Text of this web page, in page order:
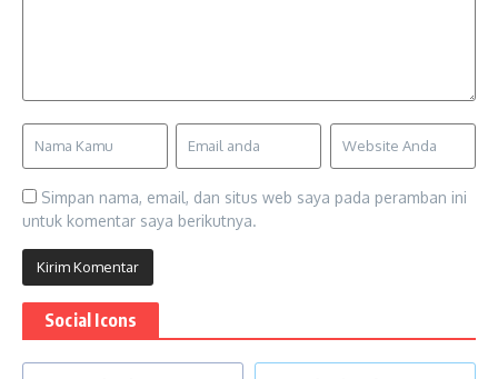
Simpan nama, email, dan situs web saya pada peramban ini
untuk komentar saya berikutnya.
Social Icons